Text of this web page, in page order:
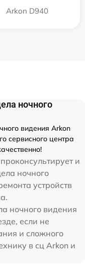
Arkon D940
ночного
видения Arkon
сервисного центра
и
ночного
устройств
ночного видения
если не
и сложного
в сц Arkon и